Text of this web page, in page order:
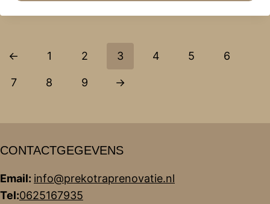
← 1 2 3 4 5 6
7 8 9 →
CONTACTGEGEVENS
Email: info@prekotraprenovatie.nl
Tel:0625167935